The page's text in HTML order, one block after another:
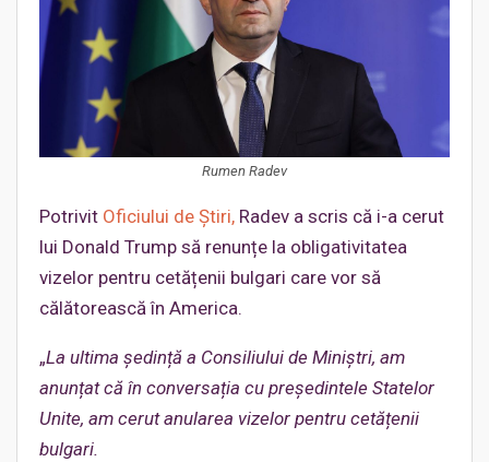
Rumen Radev
Potrivit Oficiului de Știri, Radev a scris că i-a cerut
lui Donald Trump să renunțe la obligativitatea
vizelor pentru cetățenii bulgari care vor să
călătorească în America.
„La ultima ședință a Consiliului de Miniștri, am
anunțat că în conversația cu președintele Statelor
Unite, am cerut anularea vizelor pentru cetățenii
bulgari.